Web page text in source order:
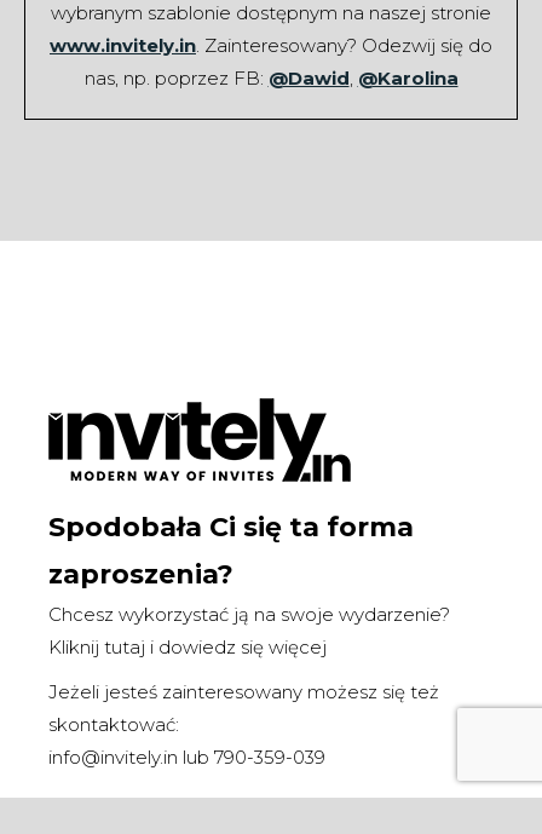
wybranym szablonie dostępnym na naszej stronie
www.invitely.in. Zainteresowany? Odezwij się do
nas, np. poprzez FB: @Dawid, @Karolina
Spodobała Ci się ta forma
zaproszenia?
Chcesz wykorzystać ją na swoje wydarzenie?
Kliknij tutaj i dowiedz się więcej
Jeżeli jesteś zainteresowany możesz się też
skontaktować:
info@invitely.in lub 790-359-039